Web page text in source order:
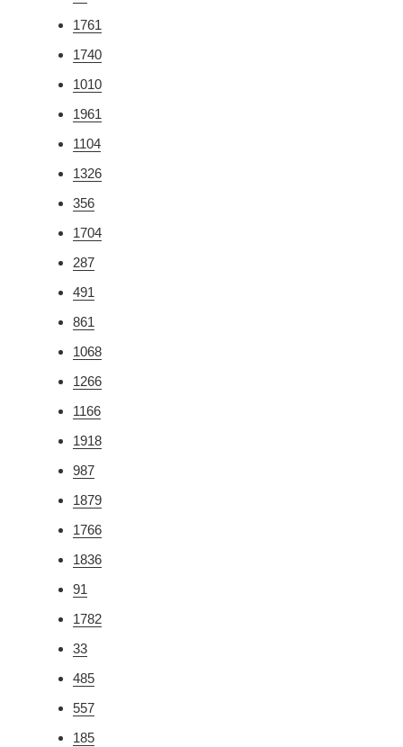
1761
1740
1010
1961
1104
1326
356
1704
287
491
861
1068
1266
1166
1918
987
1879
1766
1836
91
1782
33
485
557
185